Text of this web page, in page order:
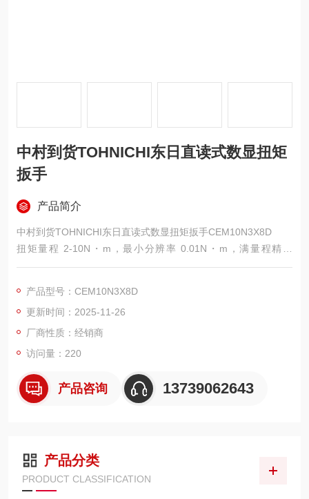
中村到货TOHNICHI东日直读式数显扭矩
扳手
产品简介
中村到货TOHNICHI东日直读式数显扭矩扳手CEM10N3X8D
扭矩量程 2-10N・m，最小分辨率 0.01N・m，满量程精度
±1%，符合 ISO 6789 标准，精准把控小扭矩紧固需求。配备高
作便捷高效。采用高强度合金钢机身，IP54 防护等级，抗尘防
水，适配复杂工业环境。
产品型号：CEM10N3X8D
更新时间：2025-11-26
厂商性质：经销商
访问量：220
产品咨询 13739062643
产品分类
PRODUCT CLASSIFICATION